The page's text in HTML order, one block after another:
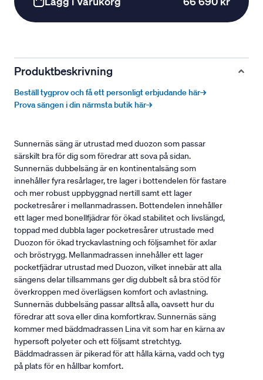
Produktbeskrivning
Beställ tygprov och få ett personligt erbjudande här→
Prova sängen i din närmsta butik här→
Sunnernäs säng är utrustad med duozon som passar
särskilt bra för dig som föredrar att sova på sidan.
Sunnernäs dubbelsäng är en kontinentalsäng som
innehåller fyra resårlager, tre lager i bottendelen för fastare
och mer robust uppbyggnad nertill samt ett lager
pocketresårer i mellanmadrassen. Bottendelen innehåller
ett lager med bonellfjädrar för ökad stabilitet och livslängd,
toppad med dubbla lager pocketresårer utrustade med
Duozon för ökad tryckavlastning och följsamhet för axlar
och bröstrygg. Mellanmadrassen innehåller ett lager
pocketfjädrar utrustad med Duozon, vilket innebär att alla
sängens delar tillsammans ger dig dubbelt så bra stöd för
överkroppen med överlägsen komfort och avlastning.
Sunnernäs dubbelsäng passar alltså alla, oavsett hur du
föredrar att sova eller dina komfortkrav. Sunnernäs säng
kommer med bäddmadrassen Lina vit som har en kärna av
hypersoft polyeter och ett följsamt stretchtyg.
Bäddmadrassen är pikerad för att hålla kärna, vadd och tyg
på plats för en hållbar komfort.